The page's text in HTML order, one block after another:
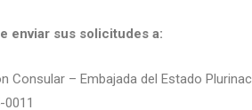
enviar sus solicitudes a:
Consular – Embajada del Estado
0011